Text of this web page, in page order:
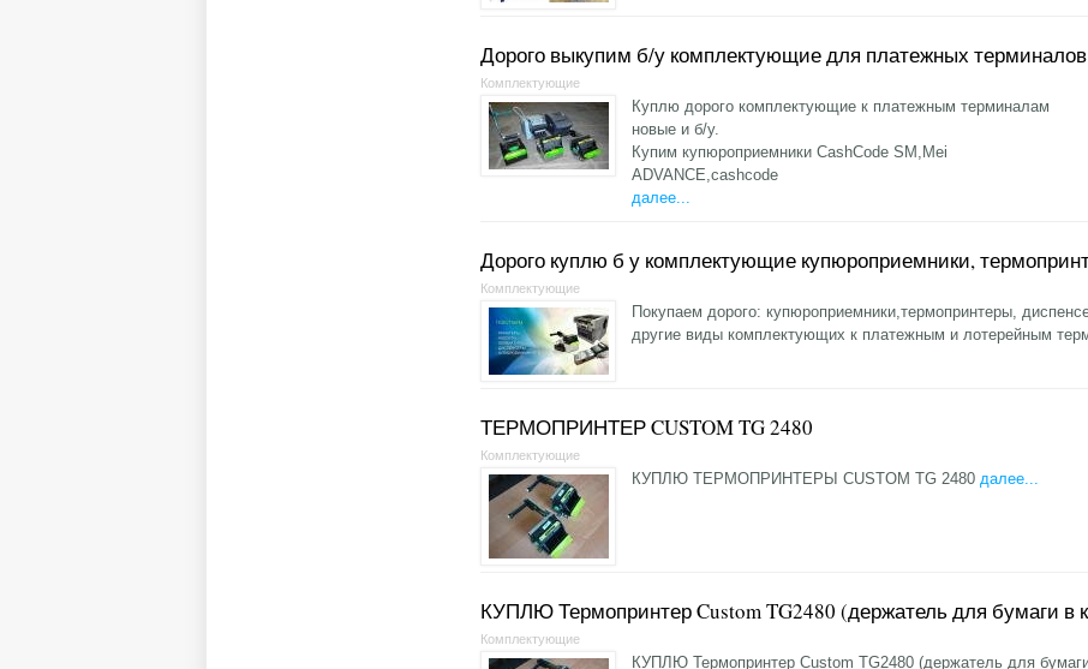
Дорого выкупим б/у комплектующие для платежных терминалов
Комплектующие
Куплю дорого комплектующие к платежным терминалам
новые и б/у.
Купим купюроприемники CashCode SM,Mei
ADVANCE,cashcode
далее...
Дорого куплю б у комплектующие купюроприемники,
Комплектующие
Покупаем дорого: купюроприемники,термопринтеры,
другие виды комплектующих к платежным и лотерейным
ТЕРМОПРИНТЕР CUSTOM TG 2480
Комплектующие
КУПЛЮ ТЕРМОПРИНТЕРЫ CUSTOM TG 2480далее...
КУПЛЮ Термопринтер Custom TG2480 (держатель для бумаги в
Комплектующие
КУПЛЮ Термопринтер Custom TG2480 (держатель для